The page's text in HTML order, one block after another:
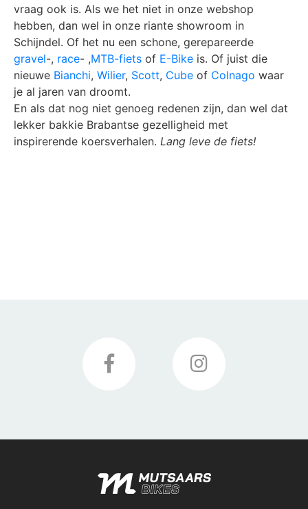
vraag ook is. Als we het niet in onze webshop
hebben, dan wel in onze riante showroom in
Schijndel. Of het nu een schone, gerepareerde
gravel-, race- ,MTB-fiets of E-Bike is. Of juist die
nieuwe Bianchi, Wilier, Scott, Cube of Colnago waar
je al jaren van droomt.
En als dat nog niet genoeg redenen zijn, dan wel dat
lekker bakkie Brabantse gezelligheid met
inspirerende koersverhalen. Lang leve de fiets!